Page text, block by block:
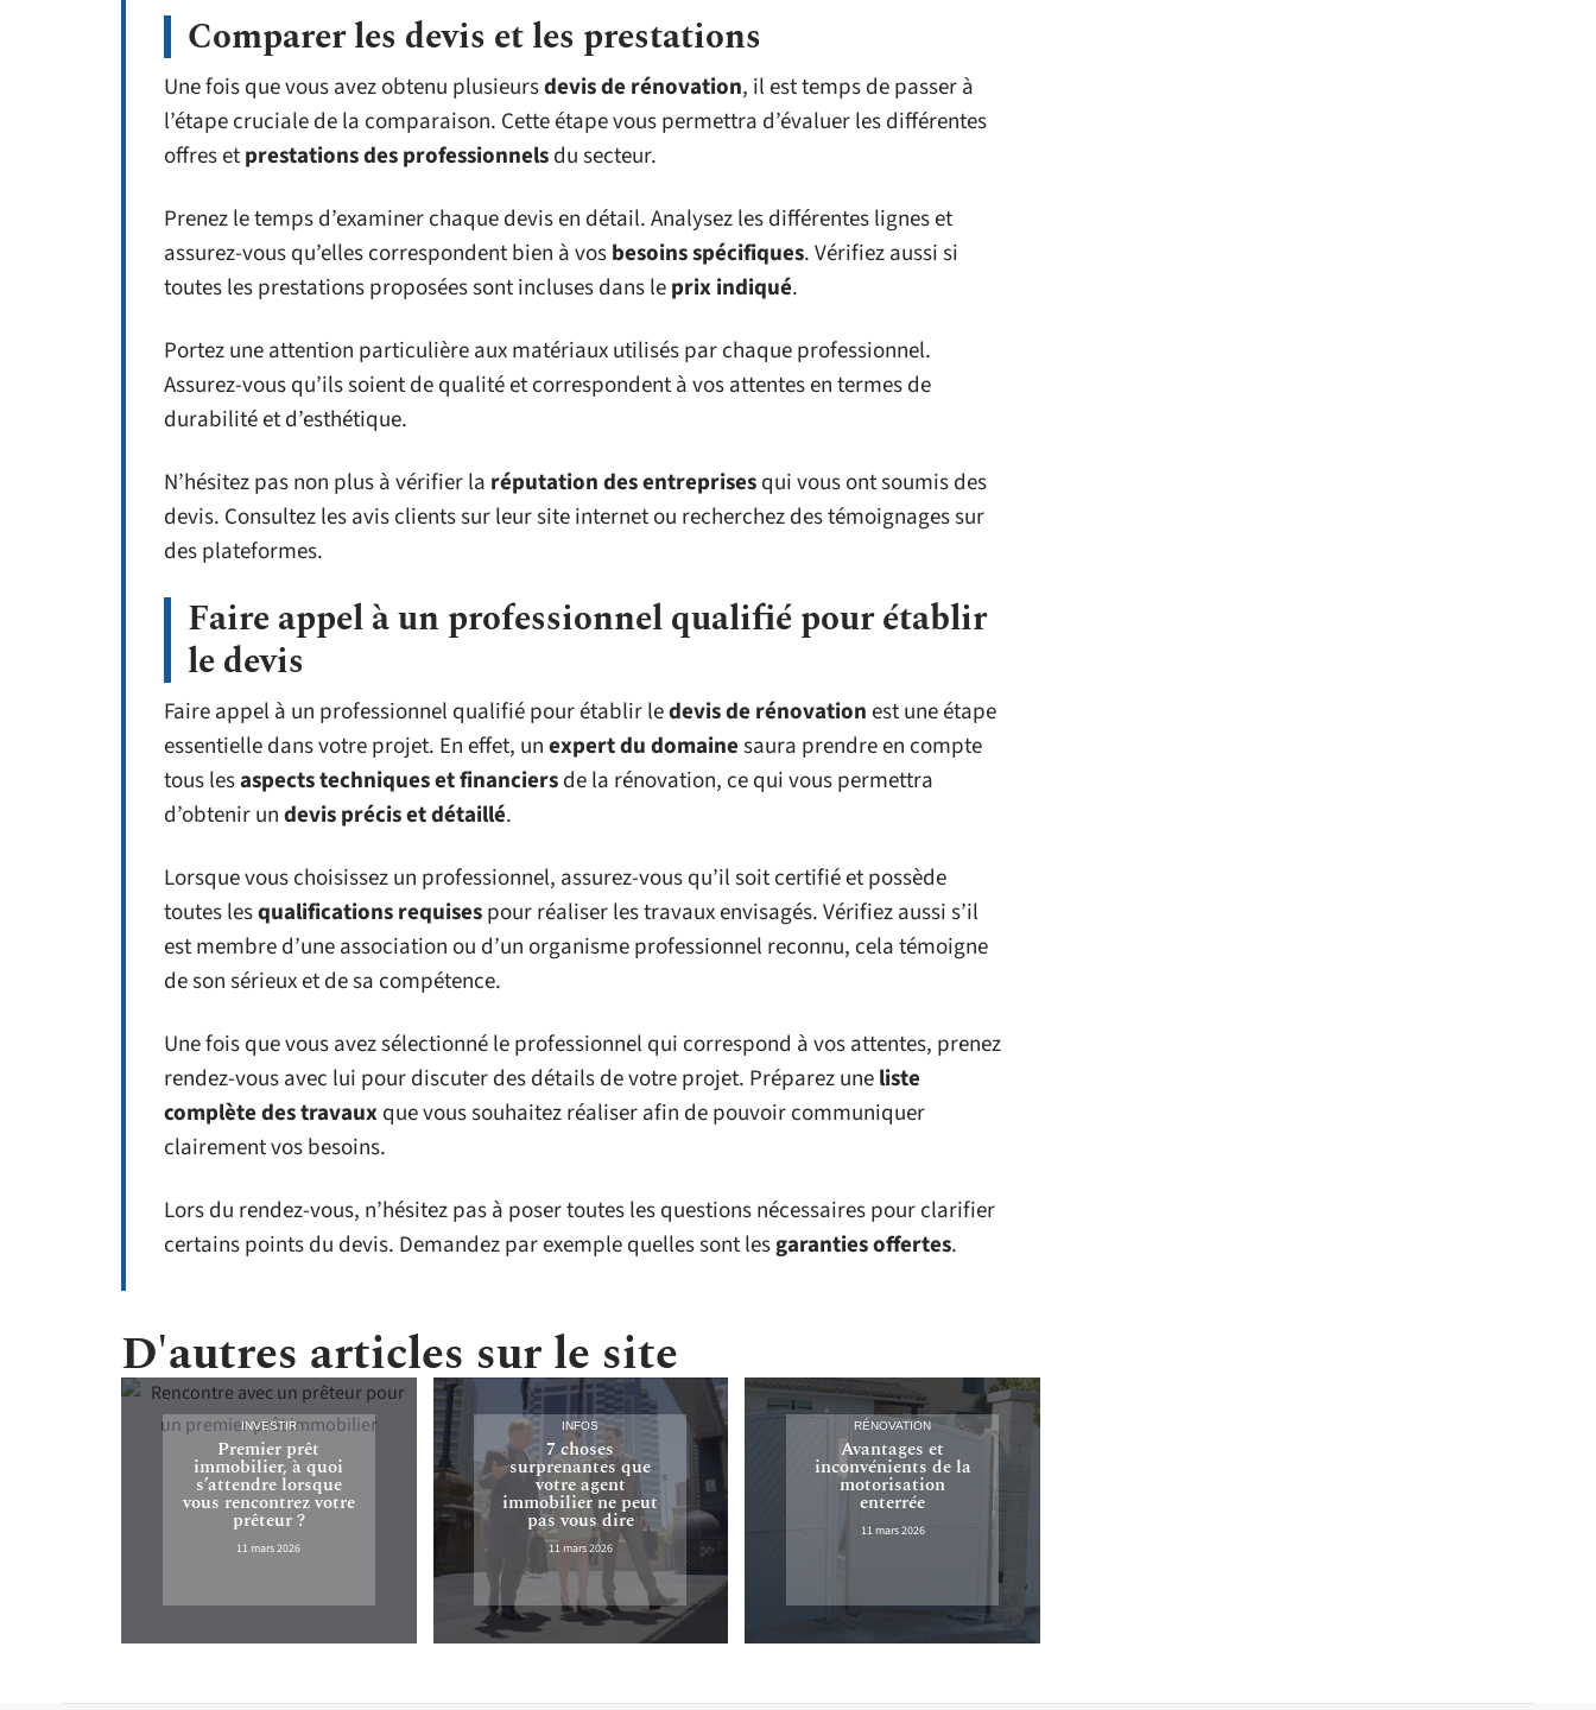
Comparer les devis et les prestations
Une fois que vous avez obtenu plusieursdevis de rénovation, il est temps de passer à
l’étape cruciale de la comparaison. Cette étape vous permettra d’évaluer les différentes
offres etprestations des professionnelsdu secteur.
Prenez le temps d’examiner chaque devis en détail. Analysez les différentes lignes et
assurez-vous qu’elles correspondent bien à vosbesoins spécifiques. Vérifiez aussi si
toutes les prestations proposées sont incluses dans leprix indiqué.
Portez une attention particulière aux matériaux utilisés par chaque professionnel.
Assurez-vous qu’ils soient de qualité et correspondent à vos attentes en termes de
durabilité et d’esthétique.
N’hésitez pas non plus à vérifier la réputation des entreprisesqui vous ont soumis des
devis. Consultez les avis clients sur leur site internet ou recherchez des témoignages sur
des plateformes.
Faire appel à un professionnel qualifié pour établir
le devis
Faire appel à un professionnel qualifié pour établir ledevis de rénovationest une étape
essentielle dans votre projet. En effet, unexpert du domainesaura prendre en compte
tous lesaspects techniques et financiersde la rénovation, ce qui vous permettra
d’obtenir undevis précis et détaillé.
Lorsque vous choisissez un professionnel, assurez-vous qu’il soit certifié et possède
toutes lesqualifications requisespour réaliser les travaux envisagés. Vérifiez aussi s’il
est membre d’une association ou d’un organisme professionnel reconnu, cela témoigne
de son sérieux et de sa compétence.
Une fois que vous avez sélectionné le professionnel qui correspond à vos attentes, prenez
rendez-vous avec lui pour discuter des détails de votre projet. Préparez uneliste
complète des travauxque vous souhaitez réaliser afin de pouvoir communiquer
clairement vos besoins.
Lors du rendez-vous, n’hésitez pas à poser toutes les questions nécessaires pour clarifier
certains points du devis. Demandez par exemple quelles sont lesgaranties offertes.
D'autres articles sur le site
INVESTIR
Premier prêt
immobilier, à quoi
s’attendre lorsque
vous rencontrez votre
prêteur ?
11 mars 2026
INFOS
7 choses
surprenantes que
votre agent
immobilier ne peut
pas vous dire
11 mars 2026
RÉNOVATION
Avantages et
inconvénients de la
motorisation
enterrée
11 mars 2026